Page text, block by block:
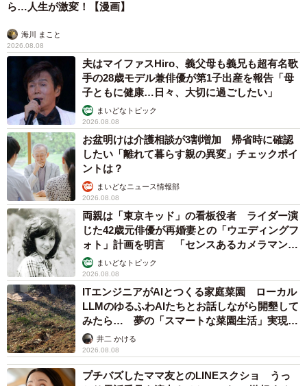
ら…人生が激変！【漫画】
海川 まこと
2026.08.08
夫はマイファスHiro、義父母も義兄も超有名歌
手の28歳モデル兼俳優が第1子出産を報告「母
子ともに健康…日々、大切に過ごしたい」
まいどなトピック
2026.08.08
お盆明けは介護相談が3割増加 帰省時に確認
したい「離れて暮らす親の異変」チェックポイ
ントは？
まいどなニュース情報部
2026.08.08
両親は「東京キッド」の看板役者 ライダー演
じた42歳元俳優が再婚妻との「ウエディングフ
ォト」計画を明言 「センスあるカメラマン求
む」まいどなトピック
2026.08.08
ITエンジニアがAIとつくる家庭菜園 ローカル
LLMのゆるふわAIたちとお話しながら開墾して
みたら… 夢の「スマートな菜園生活」実現な
るか井二 かける
2026.08.08
プチバズしたママ友とのLINEスクショ うっ